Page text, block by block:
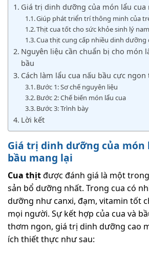
Giá trị dinh dưỡng của món lẩu cua
Giúp phát triển trí thông minh của
Thịt cua tốt cho sức khỏe sinh lý nam
Cua thịt cung cấp nhiều dinh dưỡng
Nguyên liệu cần chuẩn bị cho món
bầu
Cách làm lẩu cua nấu bầu cực ngon
Bước 1: Sơ chế nguyên liệu
Bước 2: Chế biến món lẩu cua
Bước 3: Trình bày
Lời kết
Giá trị dinh dưỡng của món
bầu mang lại
Cua thịtđược đánh giá là một
sản bổ dưỡng nhất. Trong cua có
dưỡng như canxi, đạm, vitamin tốt
mọi người. Sự kết hợp của cua và
thơm ngon, giá trị dinh dưỡng cao
ích thiết thực như sau: